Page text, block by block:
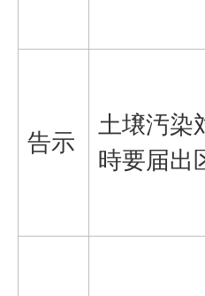
告示
土壌汚染
時要届出